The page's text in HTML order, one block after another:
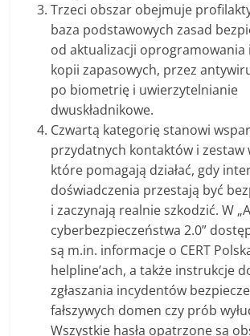
Trzeci obszar obejmuje
baza podstawowych zasad
od aktualizacji oprogramowania
kopii zapasowych, przez
po biometrię i uwierzytelnianie
dwuskładnikowe.
Czwartą kategorię stanowi
przydatnych kontaktów i zestaw
które pomagają działać, gdy
doświadczenia przestają być
i zaczynają realnie szkodzić. W
cyberbezpieczeństwa 2.0”
są m.in. informacje o CERT
helpline’ach, a także instrukcje
zgłaszania incydentów
fałszywych domen czy prób
Wszystkie hasła opatrzone są